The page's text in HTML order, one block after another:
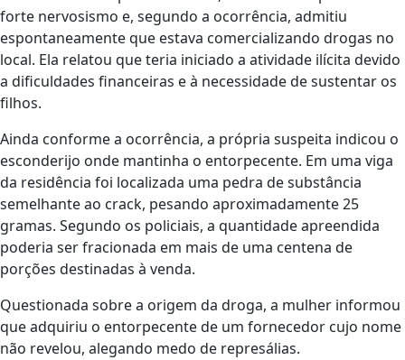
forte nervosismo e, segundo a ocorrência, admitiu
espontaneamente que estava comercializando drogas no
local. Ela relatou que teria iniciado a atividade ilícita devido
a dificuldades financeiras e à necessidade de sustentar os
filhos.
Ainda conforme a ocorrência, a própria suspeita indicou o
esconderijo onde mantinha o entorpecente. Em uma viga
da residência foi localizada uma pedra de substância
semelhante ao crack, pesando aproximadamente 25
gramas. Segundo os policiais, a quantidade apreendida
poderia ser fracionada em mais de uma centena de
porções destinadas à venda.
Questionada sobre a origem da droga, a mulher informou
que adquiriu o entorpecente de um fornecedor cujo nome
não revelou, alegando medo de represálias.